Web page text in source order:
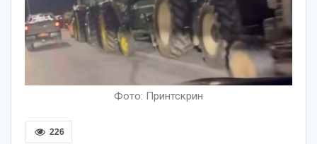
Фото: Принтскрин
226